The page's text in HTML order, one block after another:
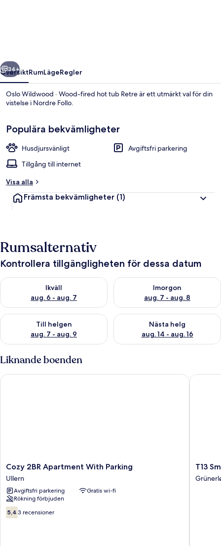
tub
Retre
Nästa
34+
ÖversiktRumLägeRegler
Oslo Wildwood · Wood-fired hot tub Retre är ett utmärkt val för din
vistelse i Nordre Follo.
Populära bekvämligheter
Husdjursvänligt
Avgiftsfri parkering
Tillgång till internet
Visa alla
Främsta bekvämligheter (1)
Rumsalternativ
Kontrollera tillgängligheten för dessa datum
Ikväll
aug. 6 - aug. 7
Kontrollera tillgängligheten för ikväll aug. 6 - aug. 7
Imorgon
aug. 7 - aug. 8
Kontrollera tillgängligheten
Till helgen
aug. 7 - aug. 9
Kontrollera tillgängligheten för den här helgen aug. 7 - aug. 9
Nästa helg
aug. 14 - aug. 16
Kontrollera tillgängligheten
Liknande boenden
Cozy
2BR
Apartment
With
Parking
Ullern
Cozy 2BR Apartment With Parking
Ullern
Avgiftsfri parkering
Gratis wi-fi
Rökning förbjuden
5.4
av
5,4 3 recensioner
Cozy 2BR Apartment With Parking
T13
Small
Room
T13
T13